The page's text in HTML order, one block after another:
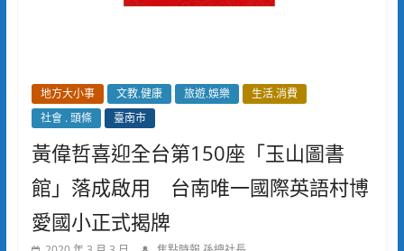
地方大小事 文教.健康 旅遊.娛樂
生活.消費
社會 . 頭條
臺南市
黃偉哲喜迎全台第150座「玉山圖書
館」落成啟用 台南唯一國際英語村博
愛國小正式揭牌